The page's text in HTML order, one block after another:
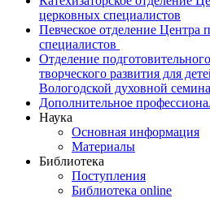
церковных специалистов
Певческое отделение Центра
специалистов
Отделение
творческого развития для
Вологодской духовной
Дополнительное
Наука
Основная информация
Материалы
Библиотека
Поступления
Библиотека online